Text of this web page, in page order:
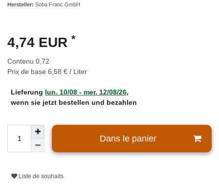
Hersteller: Soba Franc GmbH
4,74 EUR *
Contenu 0,72
Prix de base 6,58 € / Liter
Lieferung lun. 10/08 - mer. 12/08/26,
wenn sie jetzt bestellen und bezahlen
Dans le panier
Liste de souhaits